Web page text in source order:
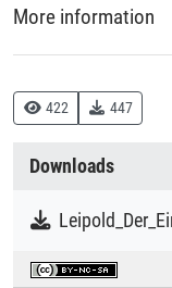
422 447
Downloads
More information
343 :: Wehrrecht,
Creation Context
Collections
Literaturpublikationen